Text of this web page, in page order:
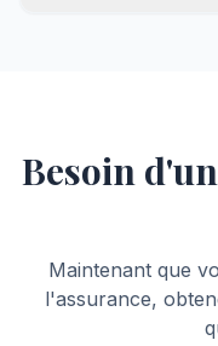
Besoin
Maintenant que
l'assurance,